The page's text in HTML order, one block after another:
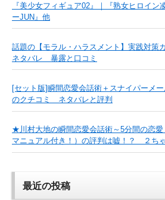
『美少女フィギュア02』｜『熟女ヒロイ
ーJUN』他
話題の【モラル・ハラスメント】実践対策
ネタバレ 暴露と口コミ
[セット版]瞬間恋愛会話術＋スナイパーメ
のクチコミ ネタバレと評判
★川村大地の瞬間恋愛会話術～5分間の恋
マニュアル付き！）の評判は嘘！？ ２ち
最近の投稿